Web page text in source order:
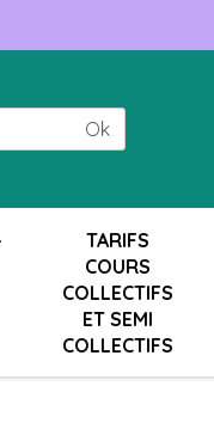
Ok
TARIFS
COURS
COLLECTIFS
ET SEMI
COLLECTIFS